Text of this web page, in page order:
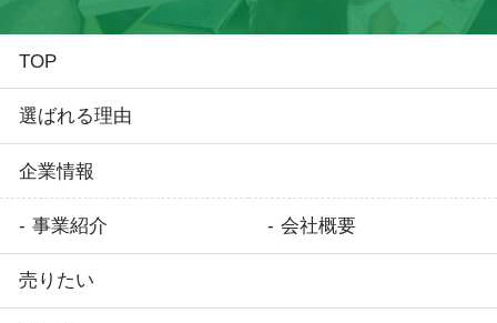
TOP
選ばれる理由
企業情報
事業紹介 会社概要
売りたい